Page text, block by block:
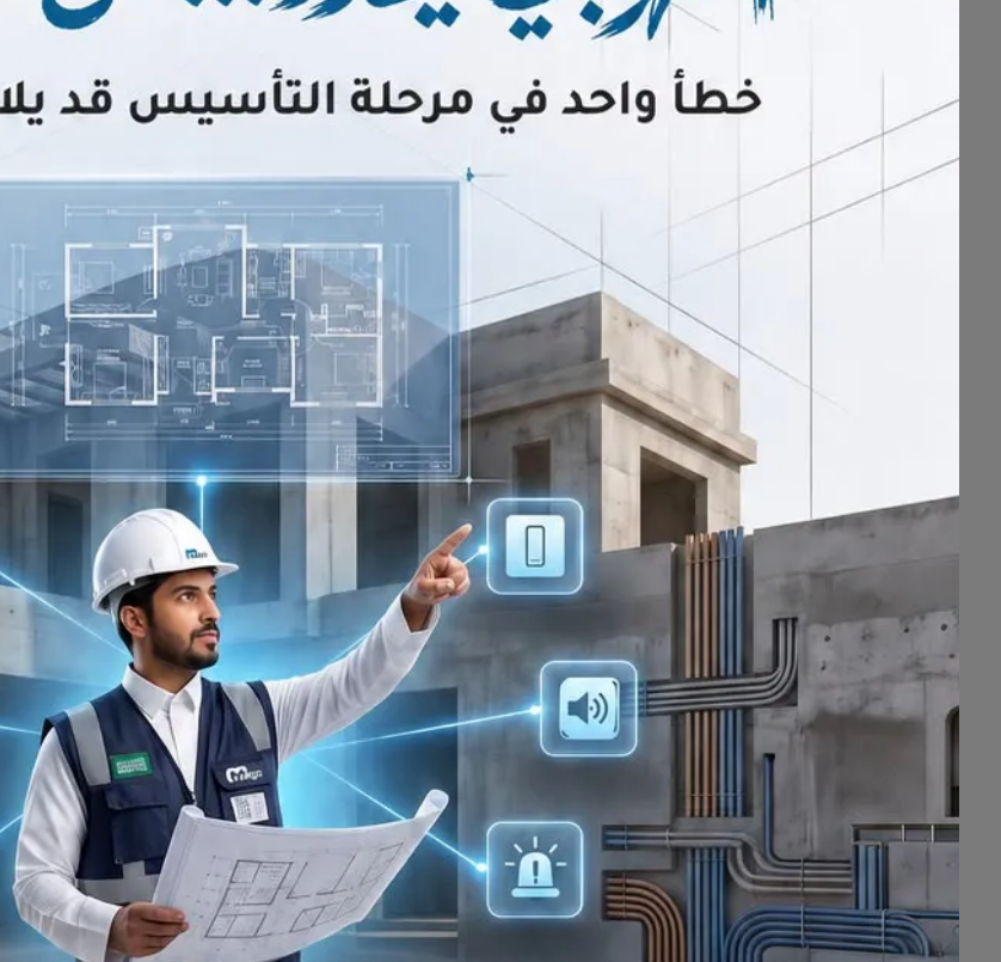
للعناية اختيار واحد..
للتواصل والإستفسار
القطيف : حي المنيرة
مستشفى المواساة بالقطيف
https://maps.app.goo.gl/Ej6MQ9Q9sV2TBX7KA
المواساة..خبرة تنبض بالثقة
مواقع السوشيال ميديا:
تويتر: mouwasat_hosp
فيسبوك: mouwasat_hosp
إنستجرام: mouwasat_hosp
يوتيوب: mouwasat_hosp
سناب شات: mouwasat_hosp
📍اعلان ترويجي